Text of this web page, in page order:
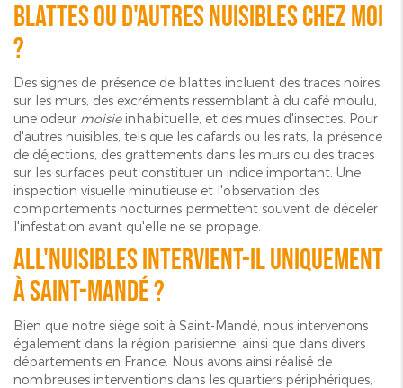
blattes ou d'autres nuisibles chez moi
?
Des signes de présence de blattes incluent des traces noires
sur les murs, des excréments ressemblant à du café moulu,
une odeur moisieinhabituelle, et des mues d'insectes. Pour
d'autres nuisibles, tels que les cafards ou les rats, la présence
de déjections, des grattements dans les murs ou des traces
sur les surfaces peut constituer un indice important. Une
inspection visuelle minutieuse et l'observation des
comportements nocturnes permettent souvent de déceler
l'infestation avant qu'elle ne se propage.
ALL'NUISIBLES intervient-il uniquement
à Saint-Mandé ?
Bien que notre siège soit à Saint-Mandé, nous intervenons
également dans la région parisienne, ainsi que dans divers
départements en France. Nous avons ainsi réalisé de
nombreuses interventions dans les quartiers périphériques,